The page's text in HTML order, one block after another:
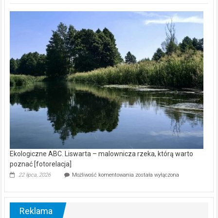
kamerą
wśród
Ekologiczne ABC. Liswarta – malownicza rzeka, którą warto
poznać [fotorelacja]
22 lipca, 2026 Możliwość komentowania Ekologiczne
–
została wyłączona
Reklama